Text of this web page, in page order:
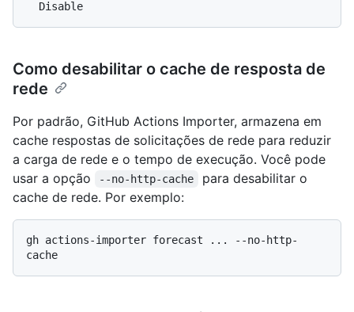
Como desabilitar o cache de resposta de
rede
Por padrão, GitHub Actions Importer, armazena em
cache respostas de solicitações de rede para reduzir
a carga de rede e o tempo de execução. Você pode
usar a opção
--no-http-cache
para desabilitar o
cache de rede. Por exemplo:
gh actions-importer forecast ... --no-http-